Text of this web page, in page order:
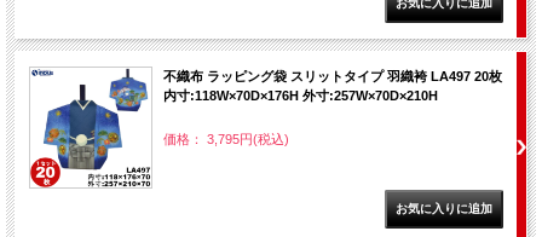
不織布 ラッピング袋 スリットタイプ 羽織袴 LA497 20枚
内寸:118W×70D×176H 外寸:257W×70D×210H
価格： 3,795円(税込)